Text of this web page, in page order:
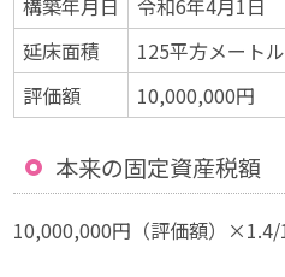
延床面積
125平方メートル
評価額
10,000,000円
本来の固定資産税額
10,000,000円（評価額）